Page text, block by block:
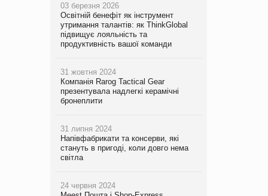
03 березня 2026
Освітній бенефіт як інструмент
утримання талантів: як ThinkGlobal
підвищує лояльність та
продуктивність вашої команди
31 жовтня 2024
Компанія Rarog Tactical Gear
презентувала надлегкі керамічні
бронеплити
31 липня 2024
Напівфабрикати та консерви, які
стануть в пригоді, коли довго нема
світла
24 червня 2024